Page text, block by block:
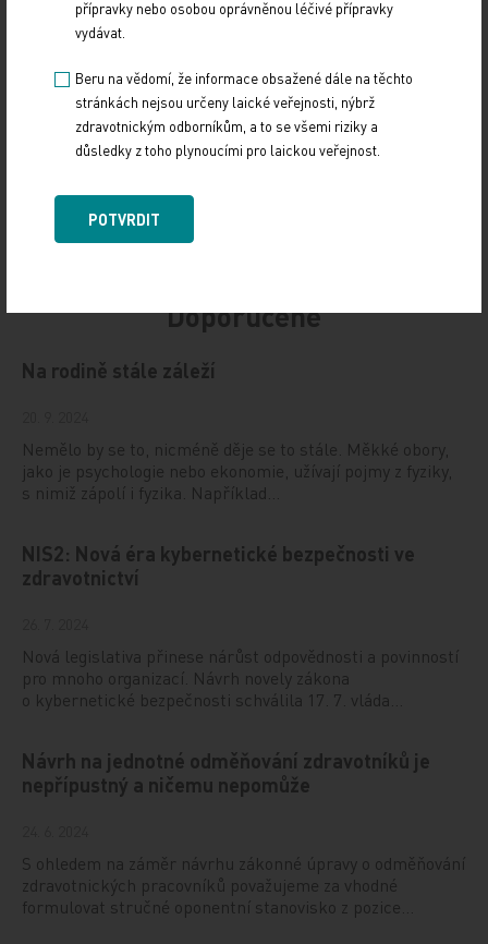
Zdroj: ČTK
KOMENTÁŘE A NÁZORY
Sdílejte článek
Doporučené
Na rodině stále záleží
Nemělo by se to, nicméně děje se to stále. Měkké obory,
jako je psychologie nebo ekonomie, užívají pojmy z fyziky,
s nimiž zápolí i fyzika. Například…
NIS2: Nová éra kybernetické bezpečnosti ve
zdravotnictví
Nová legislativa přinese nárůst odpovědnosti a povinností
pro mnoho organizací. Návrh novely zákona
o kybernetické bezpečnosti schválila 17. 7. vláda…
Návrh na jednotné odměňování zdravotníků je
nepřípustný a ničemu nepomůže
S ohledem na záměr návrhu zákonné úpravy o odměňování
zdravotnických pracovníků považujeme za vhodné
formulovat stručné oponentní stanovisko z pozice…
přípravky nebo osobou oprávněnou léčivé přípravky
vydávat.
Beru na vědomí, že informace obsažené dále na těchto
stránkách nejsou určeny laické veřejnosti, nýbrž
zdravotnickým odborníkům, a to se všemi riziky a
důsledky z toho plynoucími pro laickou veřejnost.
POTVRDIT